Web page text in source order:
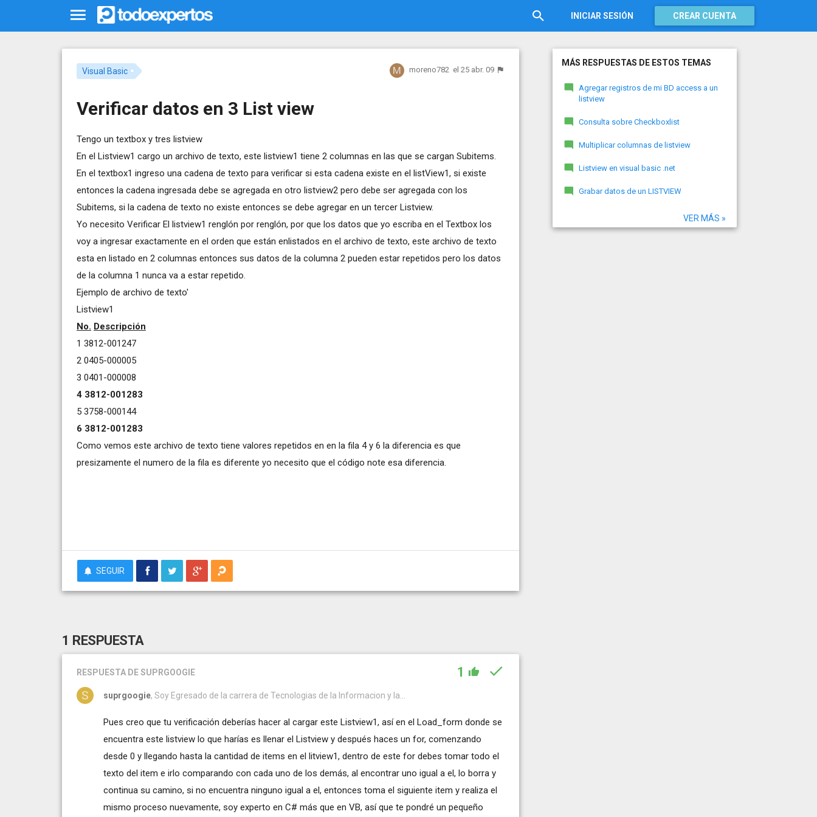
INICIAR SESIÓN CREAR CUENTA
Visual Basic moreno782 el 25 abr. 09
Verificar datos en 3 List view
Tengo un textbox y tres listview
En el Listview1 cargo un archivo de texto, este listview1 tiene 2 columnas en las que se cargan Subitems.
En el textbox1 ingreso una cadena de texto para verificar si esta cadena existe en el listView1, si existe
entonces la cadena ingresada debe se agregada en otro listview2 pero debe ser agregada con los
Subitems, si la cadena de texto no existe entonces se debe agregar en un tercer Listview.
Yo necesito Verificar El listview1 renglón por renglón, por que los datos que yo escriba en el Textbox los
voy a ingresar exactamente en el orden que están enlistados en el archivo de texto, este archivo de texto
esta en listado en 2 columnas entonces sus datos de la columna 2 pueden estar repetidos pero los datos
de la columna 1 nunca va a estar repetido.
Ejemplo de archivo de texto'
Listview1
No. Descripción
1 3812-001247
2 0405-000005
3 0401-000008
4 3812-001283
5 3758-000144
6 3812-001283
Como vemos este archivo de texto tiene valores repetidos en en la fila 4 y 6 la diferencia es que
presizamente el numero de la fila es diferente yo necesito que el código note esa diferencia.
SEGUIR
1 RESPUESTA
RESPUESTA DE SUPRGOOGIE 1
suprgoogie, Soy Egresado de la carrera de Tecnologias de la Informacion y la...
Pues creo que tu verificación deberías hacer al cargar este Listview1, así en el Load_form donde se
encuentra este listview lo que harías es llenar el Listview y después haces un for, comenzando
desde 0 y llegando hasta la cantidad de items en el litview1, dentro de este for debes tomar todo el
texto del item e irlo comparando con cada uno de los demás, al encontrar uno igual a el, lo borra y
continua su camino, si no encuentra ninguno igual a el, entonces toma el siguiente item y realiza el
mismo proceso nuevamente, soy experto en C# más que en VB, así que te pondré un pequeño
MÁS RESPUESTAS DE ESTOS TEMAS
Agregar registros de mi BD access a un
listview
Consulta sobre Checkboxlist
Multiplicar columnas de listview
Listview en visual basic .net
Grabar datos de un LISTVIEW
VER MÁS »